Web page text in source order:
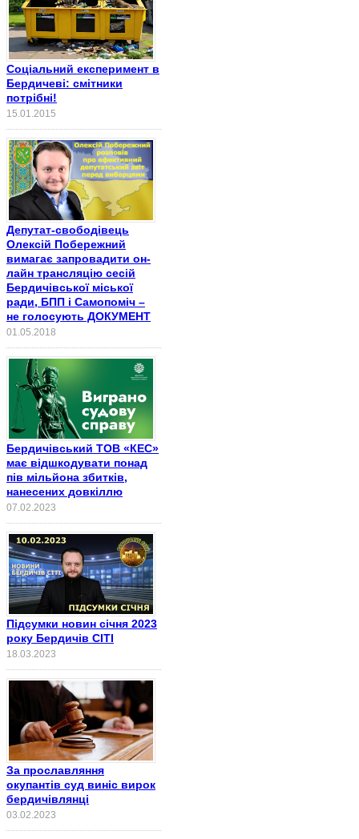
Соціальний експеримент в
Бердичеві: смітники
потрібні!
15.01.2015
Депутат-свободівець
Олексій Побережний
вимагає запровадити он-
лайн трансляцію сесій
Бердичівської міської
ради, БПП і Самопоміч –
не голосують ДОКУМЕНТ
01.05.2018
Бердичівський ТОВ «КЕС»
має відшкодувати понад
пів мільйона збитків,
нанесених довкіллю
07.02.2023
Підсумки новин січня 2023
року Бердичів СІТІ
18.03.2023
За прославляння
окупантів суд виніс вирок
бердичівлянці
03.02.2023